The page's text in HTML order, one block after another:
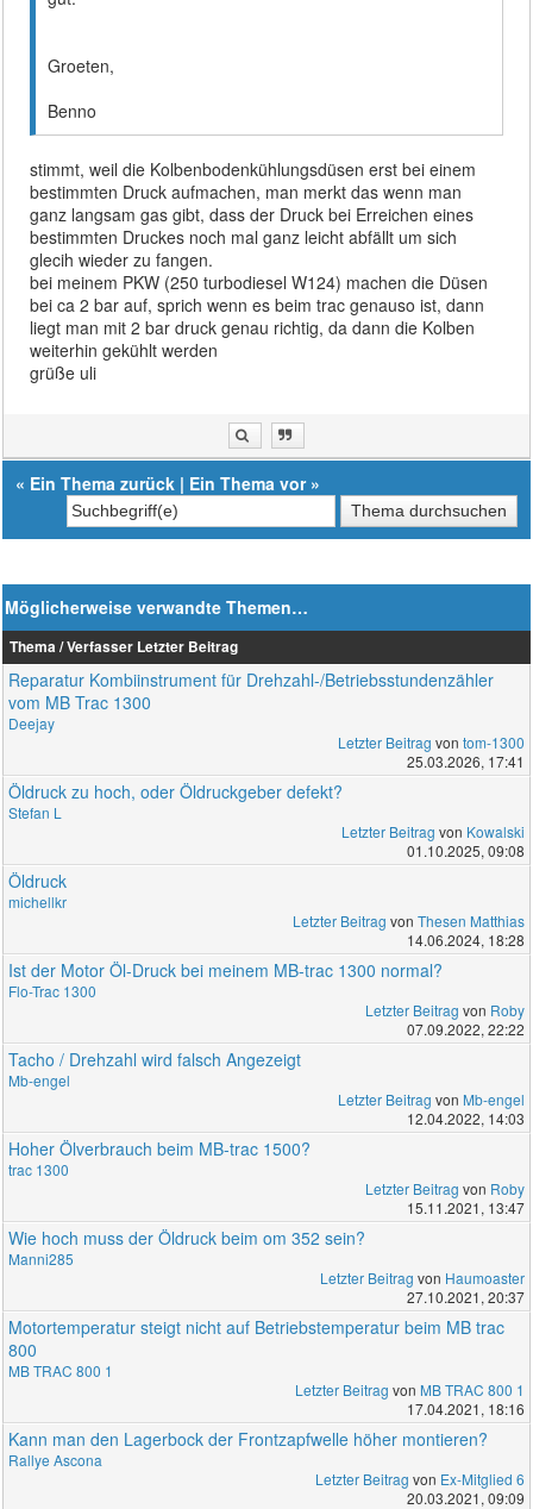
Groeten,
Benno
stimmt, weil die Kolbenbodenkühlungsdüsen erst bei einem
bestimmten Druck aufmachen, man merkt das wenn man
ganz langsam gas gibt, dass der Druck bei Erreichen eines
bestimmten Druckes noch mal ganz leicht abfällt um sich
glecih wieder zu fangen.
bei meinem PKW (250 turbodiesel W124) machen die Düsen
bei ca 2 bar auf, sprich wenn es beim trac genauso ist, dann
liegt man mit 2 bar druck genau richtig, da dann die Kolben
weiterhin gekühlt werden
grüße uli
« Ein Thema zurück | Ein Thema vor»
Möglicherweise verwandte Themen…
Thema / Verfasser Letzter Beitrag
Reparatur Kombiinstrument für Drehzahl-/Betriebsstundenzähler
vom MB Trac 1300
Deejay
Letzter Beitrag von tom-1300
25.03.2026, 17:41
Öldruck zu hoch, oder Öldruckgeber defekt?
Stefan L
Letzter Beitrag von Kowalski
01.10.2025, 09:08
Öldruck
michellkr
Letzter Beitrag von Thesen Matthias
14.06.2024, 18:28
Ist der Motor Öl-Druck bei meinem MB-trac 1300 normal?
Flo-Trac 1300
Letzter Beitrag von Roby
07.09.2022, 22:22
Tacho / Drehzahl wird falsch Angezeigt
Mb-engel
Letzter Beitrag von Mb-engel
12.04.2022, 14:03
Hoher Ölverbrauch beim MB-trac 1500?
trac 1300
Letzter Beitrag von Roby
15.11.2021, 13:47
Wie hoch muss der Öldruck beim om 352 sein?
Manni285
Letzter Beitrag von Haumoaster
27.10.2021, 20:37
Motortemperatur steigt nicht auf Betriebstemperatur beim MB trac
800
MB TRAC 800 1
Letzter Beitrag von MB TRAC 800 1
17.04.2021, 18:16
Kann man den Lagerbock der Frontzapfwelle höher montieren?
Rallye Ascona
Letzter Beitrag von Ex-Mitglied 6
20.03.2021, 09:09